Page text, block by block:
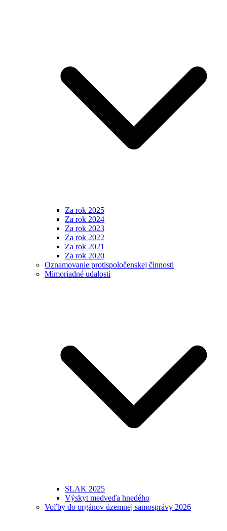
Za rok 2025
Za rok 2024
Za rok 2023
Za rok 2022
Za rok 2021
Za rok 2020
Oznamovanie protispoločenskej činnosti
Mimoriadné udalosti
SLAK 2025
Výskyt medveďa hnedého
Voľby do orgánov územnej samosprávy 2026